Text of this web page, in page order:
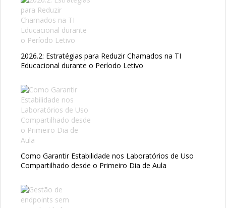
2026.2: Estratégias para Reduzir Chamados na TI
Educacional durante o Período Letivo
Como Garantir Estabilidade nos Laboratórios de Uso
Compartilhado desde o Primeiro Dia de Aula